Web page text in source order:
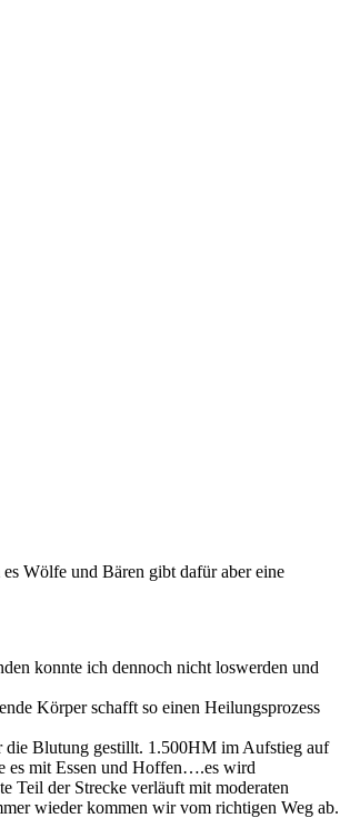
Wölfe und Bären gibt dafür aber eine
konnte ich dennoch nicht loswerden und
Körper schafft so einen Heilungsprozess
die Blutung gestillt. 1.500HM im Aufstieg auf
es mit Essen und Hoffen….es wird
Teil der Strecke verläuft mit moderaten
wieder kommen wir vom richtigen Weg ab.